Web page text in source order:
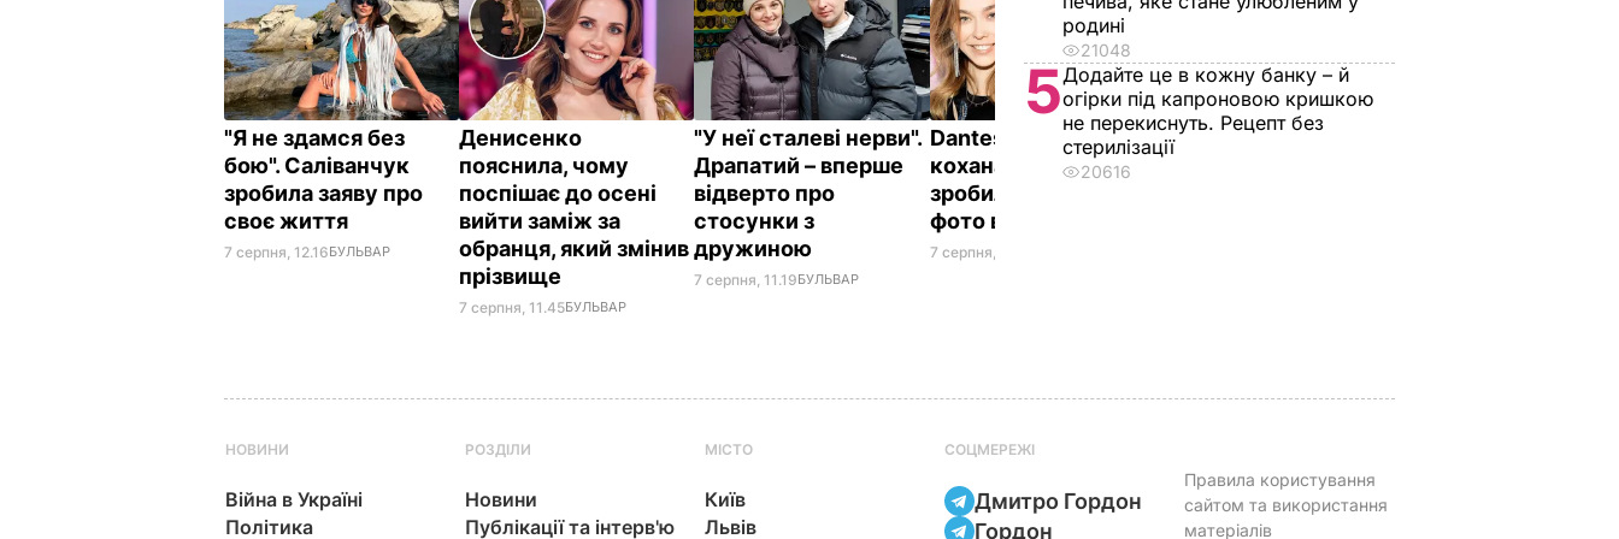
"Я не здамся без
бою". Саліванчук
зробила заяву про
своє життя
7 серпня, 12.16БУЛЬВАР
Денисенко
пояснила, чому
поспішає до осені
вийти заміж за
обранця, який змінив
прізвище
7 серпня, 11.45БУЛЬВАР
"У неї сталеві нерви".
Драпатий – вперше
відверто про
стосунки з
дружиною
7 серпня, 11.19БУЛЬВАР
Dantes і його нова
кохана Неправда
зробили романтичне
фото в ліфті втрьох
7 серпня, 10.20
П'ять хвилин – і
родині
21048
5Додайте це в кожну банку – й
огірки під капроновою кришкою
не перекиснуть. Рецепт без
стерилізації
20616
НОВИНИ
Війна в Україні
Політика
РОЗДІЛИ
Новини
Публікації та інтерв'ю
МІСТО
Київ
Львів
СОЦМЕРЕЖІ
Дмитро Гордон
Гордон
Правила користування
сайтом та використання
матеріалів